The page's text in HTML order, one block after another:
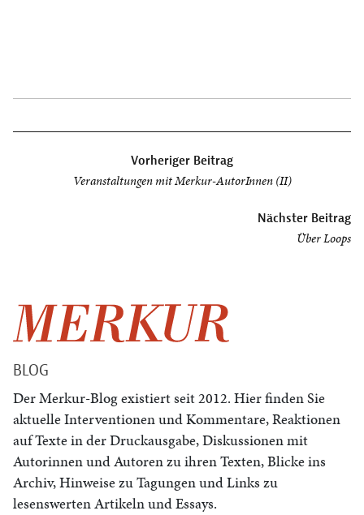
Vorheriger Beitrag
Veranstaltungen mit Merkur-AutorInnen (II)
Nächster Beitrag
Über Loops
BLOG
Der Merkur-Blog existiert seit 2012. Hier finden Sie
aktuelle Interventionen und Kommentare, Reaktionen
auf Texte in der Druckausgabe, Diskussionen mit
Autorinnen und Autoren zu ihren Texten, Blicke ins
Archiv, Hinweise zu Tagungen und Links zu
lesenswerten Artikeln und Essays.